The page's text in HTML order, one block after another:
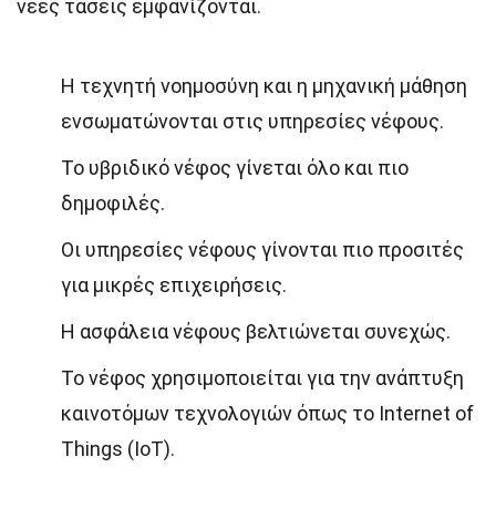
νέες τάσεις εμφανίζονται.
Η τεχνητή νοημοσύνη και η μηχανική μάθηση
ενσωματώνονται στις υπηρεσίες νέφους.
Το υβριδικό νέφος γίνεται όλο και πιο
δημοφιλές.
Οι υπηρεσίες νέφους γίνονται πιο προσιτές
για μικρές επιχειρήσεις.
Η ασφάλεια νέφους βελτιώνεται συνεχώς.
Το νέφος χρησιμοποιείται για την ανάπτυξη
καινοτόμων τεχνολογιών όπως το Internet of
Things (IoT).